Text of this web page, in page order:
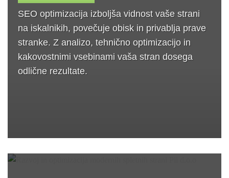
SEO optimizacija izboljša vidnost vaše strani
na iskalnikih, povečuje obisk in privablja prave
stranke. Z analizo, tehnično optimizacijo in
kakovostnimi vsebinami vaša stran dosega
odlične rezultate.